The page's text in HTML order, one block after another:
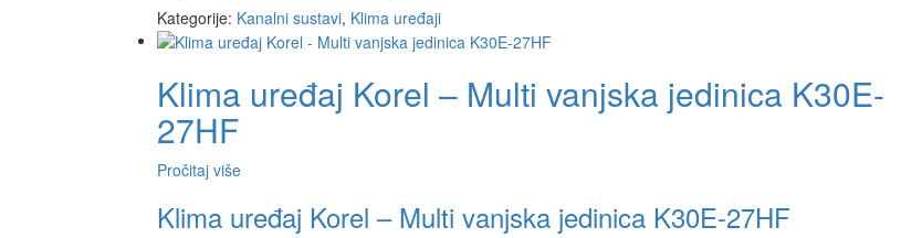
Kategorije: Kanalni sustavi, Klima uređaji
Klima uređaj Korel – Multi vanjska jedinica K30E-
27HF
Pročitaj više
Klima uređaj Korel – Multi vanjska jedinica K30E-27HF